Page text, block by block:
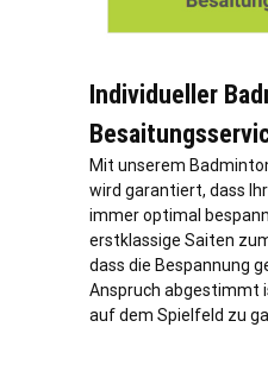
Individueller
Mit unserem
wird garantiert, dass
immer optimal
erstklassige Saiten
dass die Bespannung
Anspruch abgestimmt
auf dem Spielfeld zu